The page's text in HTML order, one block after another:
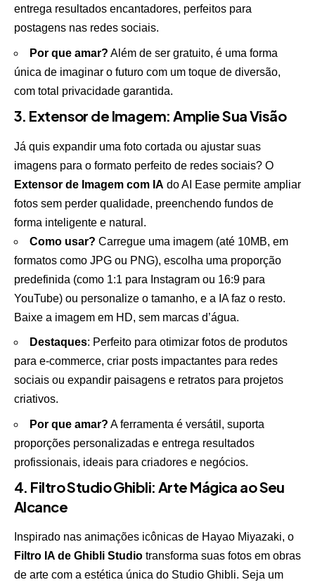
entrega resultados encantadores, perfeitos para
postagens nas redes sociais.
Por que amar? Além de ser gratuito, é uma forma
única de imaginar o futuro com um toque de diversão,
com total privacidade garantida.
3. Extensor de Imagem: Amplie Sua Visão
Já quis expandir uma foto cortada ou ajustar suas
imagens para o formato perfeito de redes sociais? O
Extensor de Imagem com IA do AI Ease permite ampliar
fotos sem perder qualidade, preenchendo fundos de
forma inteligente e natural.
Como usar? Carregue uma imagem (até 10MB, em
formatos como JPG ou PNG), escolha uma proporção
predefinida (como 1:1 para Instagram ou 16:9 para
YouTube) ou personalize o tamanho, e a IA faz o resto.
Baixe a imagem em HD, sem marcas d’água.
Destaques: Perfeito para otimizar fotos de produtos
para e-commerce, criar posts impactantes para redes
sociais ou expandir paisagens e retratos para projetos
criativos.
Por que amar? A ferramenta é versátil, suporta
proporções personalizadas e entrega resultados
profissionais, ideais para criadores e negócios.
4. Filtro Studio Ghibli: Arte Mágica ao Seu
Alcance
Inspirado nas animações icônicas de Hayao Miyazaki, o
Filtro IA de Ghibli Studio transforma suas fotos em obras
de arte com a estética única do Studio Ghibli. Seja um